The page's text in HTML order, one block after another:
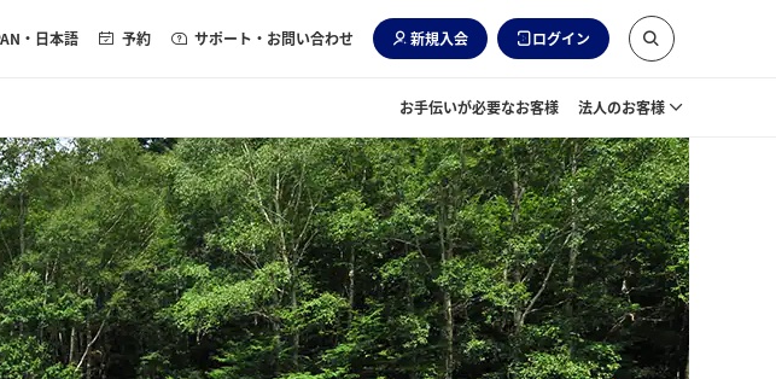
・日本語 予約 サポート・お問い合わせ 新規入会 ログイン
お手伝いが必要なお客様 法人のお客様